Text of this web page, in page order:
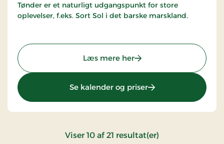
Tønder er et naturligt udgangspunkt for store
oplevelser, f.eks. Sort Sol i det barske marskland.
Læs mere her: Birksø Hotels
Se kalender og priser: Birksø Hotels
Viser10 af 21 resultat(er)